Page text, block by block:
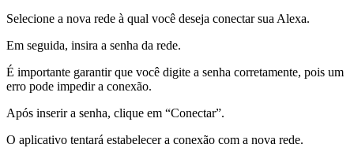
Selecione a nova rede à qual você deseja conectar sua Alexa.
Em seguida, insira a senha da rede.
É importante garantir que você digite a senha corretamente, pois um
erro pode impedir a conexão.
Após inserir a senha, clique em “Conectar”.
O aplicativo tentará estabelecer a conexão com a nova rede.